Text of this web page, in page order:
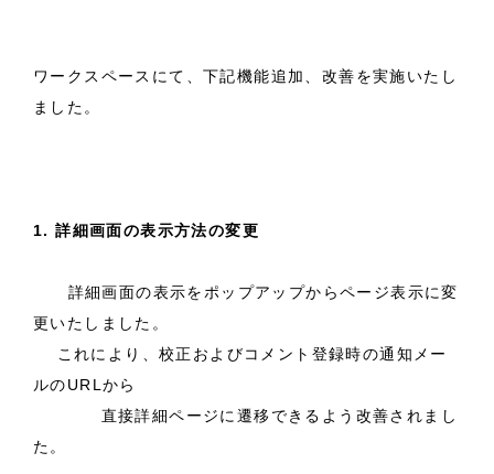
ワークスペースにて、下記機能追加、改善を実施いたし
ました。
1. 詳細画面の表示方法の変更
詳細画面の表示をポップアップからページ表示に変
更いたしました。
これにより、校正およびコメント登録時の通知メー
ルのURLから
直接詳細ページに遷移できるよう改善されまし
た。